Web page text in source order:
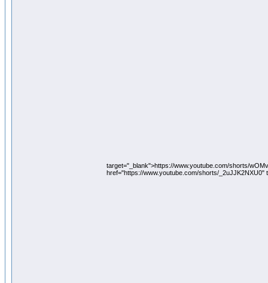
target="_blank">https://www.youtube.com/shorts/
href="https://www.youtube.com/shorts/